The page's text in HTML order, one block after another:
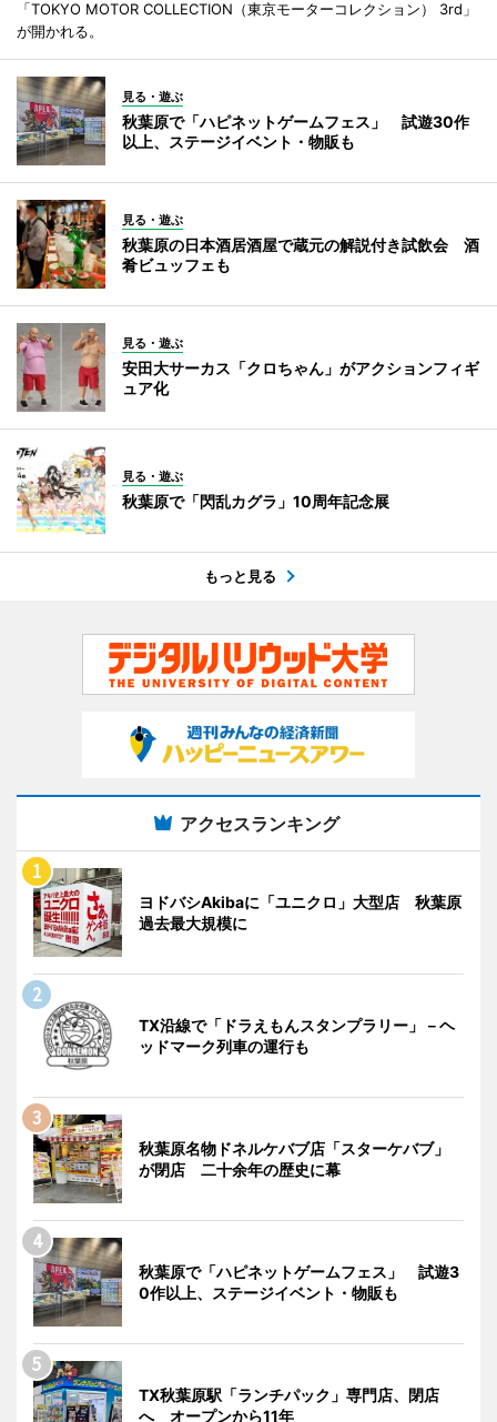
「TOKYO MOTOR COLLECTION（東京モーターコレクション） 3rd」
が開かれる。
見る・遊ぶ
秋葉原で「ハピネットゲームフェス」 試遊30作
以上、ステージイベント・物販も
見る・遊ぶ
秋葉原の日本酒居酒屋で蔵元の解説付き試飲会 酒
肴ビュッフェも
見る・遊ぶ
安田大サーカス「クロちゃん」がアクションフィギ
ュア化
見る・遊ぶ
秋葉原で「閃乱カグラ」10周年記念展
もっと見る
アクセスランキング
ヨドバシAkibaに「ユニクロ」大型店 秋葉原
過去最大規模に
TX沿線で「ドラえもんスタンプラリー」－ヘ
ッドマーク列車の運行も
秋葉原名物ドネルケバブ店「スターケバブ」
が閉店 二十余年の歴史に幕
秋葉原で「ハピネットゲームフェス」 試遊3
0作以上、ステージイベント・物販も
TX秋葉原駅「ランチパック」専門店、閉店
へ オープンから11年